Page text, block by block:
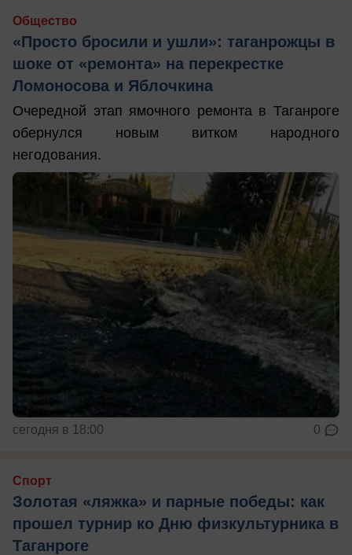
Общество
«Просто бросили и ушли»: таганрожцы в
шоке от «ремонта» на перекрестке
Ломоносова и Яблочкина
Очередной этап ямочного ремонта в Таганроге
обернулся новым витком народного
негодования.
сегодня в 18:00 0
Спорт
Золотая «ляжка» и парные победы: как
прошел турнир ко Дню физкультурника в
Таганроге